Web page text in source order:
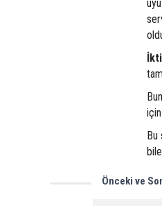
için
Bu
Önceki ve